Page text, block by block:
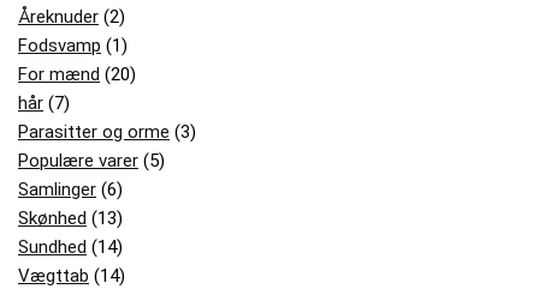
Åreknuder (2)
Fodsvamp (1)
For mænd (20)
hår (7)
Parasitter og orme (3)
Populære varer (5)
Samlinger (6)
Skønhed (13)
Sundhed (14)
Vægttab (14)